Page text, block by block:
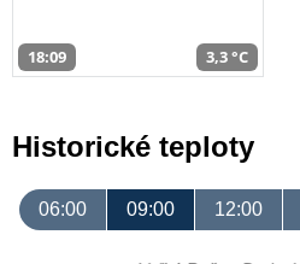
18:09 3,3 °C
Historické teploty
06:00 09:00 12:00